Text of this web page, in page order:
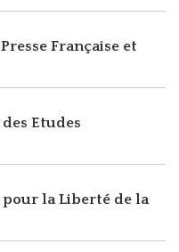
Française et
Etudes
la Liberté de la